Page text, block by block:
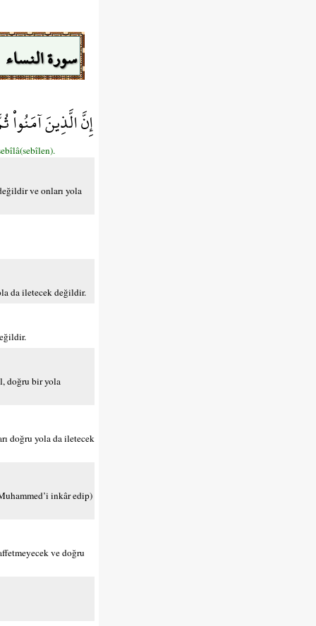
سورة النساء
إِنَّ الَّذِينَ آمَنُواْ
ve onları yola
da iletecek değildir.
doğru bir yola
doğru yola da iletecek
inkâr edip)
ve doğru